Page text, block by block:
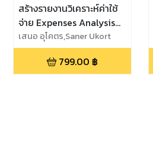
สร้างรายงานวิเคราะห์ค่าใช้
จ่าย Expenses Analysis
Dashboard
เสนอ อุโคตร,Saner Ukort
799.00 ฿